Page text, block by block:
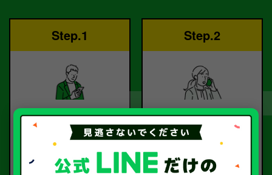
Step.1
ご依頼
お電話または査定フォー
ご依頼ください。
Step.2
査定
査定のプロが
お電話で回答いたしま
す。